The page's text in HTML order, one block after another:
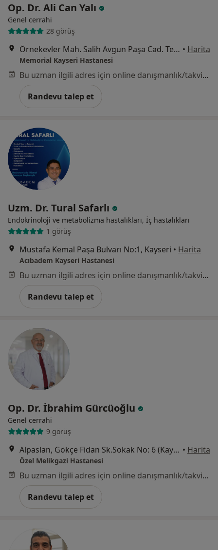
Op. Dr. Ali Can Yalı
Genel cerrahi
28 görüş
Örnekevler Mah. Salih Avgun Paşa Cad. Temizel Sok. No: 13 38010, Kocasinan • Harita
Memorial Kayseri Hastanesi
Bu uzman ilgili adres için online danışmanlık/takvim sunmuyor.
Randevu talep et
Uzm. Dr. Tural Safarlı
Endokrinoloji ve metabolizma hastalıkları, İç hastalıkları
1 görüş
Mustafa Kemal Paşa Bulvarı No:1, Kayseri • Harita
Acıbadem Kayseri Hastanesi
Bu uzman ilgili adres için online danışmanlık/takvim sunmuyor.
Randevu talep et
Op. Dr. İbrahim Gürcüoğlu
Genel cerrahi
9 görüş
Alpaslan, Gökçe Fidan Sk.Sokak No: 6 (Kayseripark AVM arkası), Melikgazi • Harita
Özel Melikgazi Hastanesi
Bu uzman ilgili adres için online danışmanlık/takvim sunmuyor.
Randevu talep et